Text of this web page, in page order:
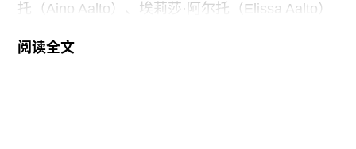
托（Aino Aalto）、埃莉莎·阿尔托（Elissa Aalto）
列入世界遗产名录。这组统称为“阿尔托作品”
阅读全文